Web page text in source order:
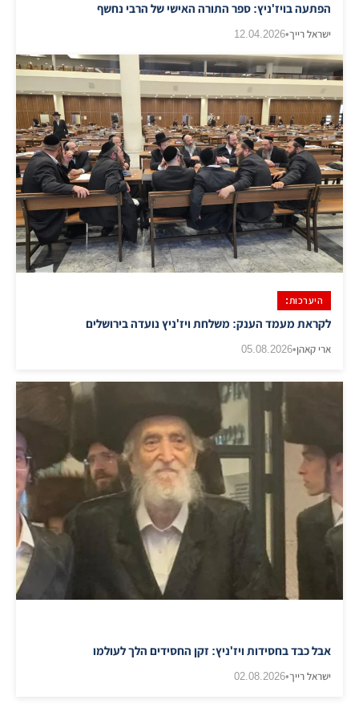
הפתעה בויז'ניץ: ספר התורה האישי של הרבי נחשף
ישראל רייך•
12.04.2026
היערכות:
לקראת מעמד הענק: משלחת ויז'ניץ נועדה בירושלים
ארי קאהן•
05.08.2026
אבל כבד בחסידות ויז'ניץ: זקן החסידים הלך לעולמו
ישראל רייך•
02.08.2026